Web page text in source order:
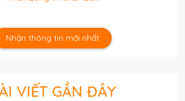
Nhận thông tin mới nhất
VIẾT GẦN ĐÂY